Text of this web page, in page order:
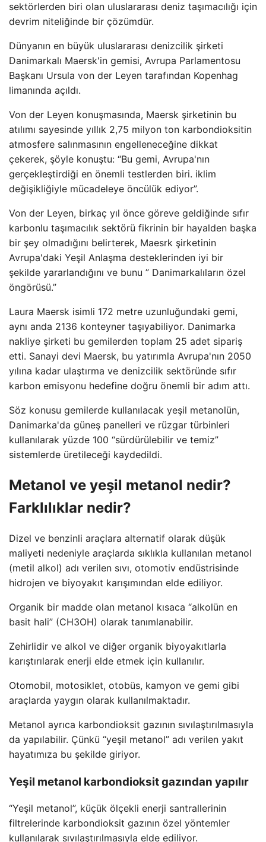
sektörlerden biri olan uluslararası deniz taşımacılığı için
devrim niteliğinde bir çözümdür.
Dünyanın en büyük uluslararası denizcilik şirketi
Danimarkalı Maersk'in gemisi, Avrupa Parlamentosu
Başkanı Ursula von der Leyen tarafından Kopenhag
limanında açıldı.
Von der Leyen konuşmasında, Maersk şirketinin bu
atılımı sayesinde yıllık 2,75 milyon ton karbondioksitin
atmosfere salınmasının engelleneceğine dikkat
çekerek, şöyle konuştu: “Bu gemi, Avrupa'nın
gerçekleştirdiği en önemli testlerden biri. iklim
değişikliğiyle mücadeleye öncülük ediyor”.
Von der Leyen, birkaç yıl önce göreve geldiğinde sıfır
karbonlu taşımacılık sektörü fikrinin bir hayalden başka
bir şey olmadığını belirterek, Maesrk şirketinin
Avrupa'daki Yeşil Anlaşma desteklerinden iyi bir
şekilde yararlandığını ve bunu ” Danimarkalıların özel
öngörüsü.”
Laura Maersk isimli 172 metre uzunluğundaki gemi,
aynı anda 2136 konteyner taşıyabiliyor. Danimarka
nakliye şirketi bu gemilerden toplam 25 adet sipariş
etti. Sanayi devi Maersk, bu yatırımla Avrupa'nın 2050
yılına kadar ulaştırma ve denizcilik sektöründe sıfır
karbon emisyonu hedefine doğru önemli bir adım attı.
Söz konusu gemilerde kullanılacak yeşil metanolün,
Danimarka'da güneş panelleri ve rüzgar türbinleri
kullanılarak yüzde 100 “sürdürülebilir ve temiz”
sistemlerde üretileceği kaydedildi.
Metanol ve yeşil metanol nedir?
Farklılıklar nedir?
Dizel ve benzinli araçlara alternatif olarak düşük
maliyeti nedeniyle araçlarda sıklıkla kullanılan metanol
(metil alkol) adı verilen sıvı, otomotiv endüstrisinde
hidrojen ve biyoyakıt karışımından elde ediliyor.
Organik bir madde olan metanol kısaca “alkolün en
basit hali” (CH3OH) olarak tanımlanabilir.
Zehirlidir ve alkol ve diğer organik biyoyakıtlarla
karıştırılarak enerji elde etmek için kullanılır.
Otomobil, motosiklet, otobüs, kamyon ve gemi gibi
araçlarda yaygın olarak kullanılmaktadır.
Metanol ayrıca karbondioksit gazının sıvılaştırılmasıyla
da yapılabilir. Çünkü “yeşil metanol” adı verilen yakıt
hayatımıza bu şekilde giriyor.
Yeşil metanol karbondioksit gazından yapılır
“Yeşil metanol”, küçük ölçekli enerji santrallerinin
filtrelerinde karbondioksit gazının özel yöntemler
kullanılarak sıvılaştırılmasıyla elde ediliyor.